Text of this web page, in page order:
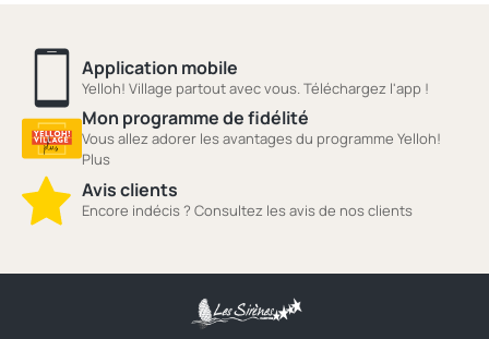
Application mobile
Yelloh! Village partout avec vous. Téléchargez l'app !
Mon programme de fidélité
Vous allez adorer les avantages du programme Yelloh!
Plus
Avis clients
Encore indécis ? Consultez les avis de nos clients